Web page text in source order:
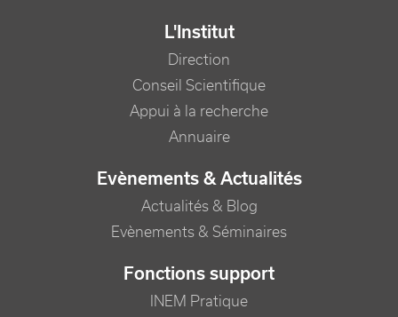
L'Institut
Direction
Conseil Scientifique
Appui à la recherche
Annuaire
Evènements & Actualités
Actualités & Blog
Evènements & Séminaires
Fonctions support
INEM Pratique